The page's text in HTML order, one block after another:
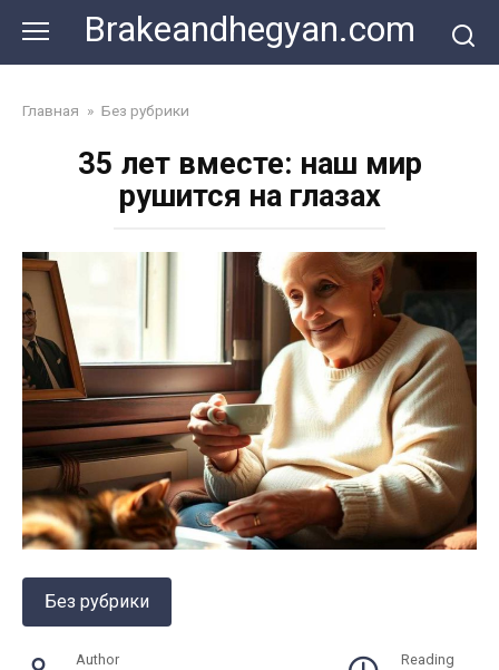
content
Brakeandhegyan.com
Главная » Без рубрики
35 лет вместе: наш мир
рушится на глазах
Без рубрики
Author Reading